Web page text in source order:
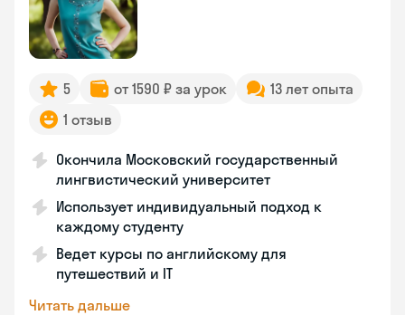
5 от 1590 ₽ за урок
13 лет опыта
1 отзыв
Окончила Московский государственный
лингвистический университет
Использует индивидуальный подход к
каждому студенту
Ведет курсы по английскому для
путешествий и IT
Читать дальше